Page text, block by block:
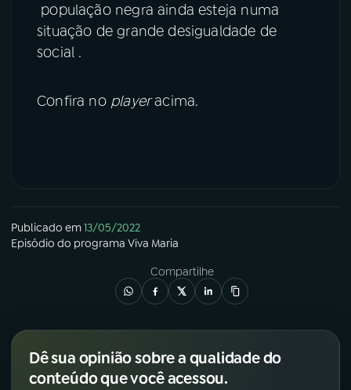
população negra ainda esteja numa
situação de grande desigualdade de
social .
Confira no playeracima.
Publicado em13/05/2022
Episódio do programa Viva Maria
Compartilhe
Dê sua opinião sobre a qualidade do
conteúdo que você acessou.